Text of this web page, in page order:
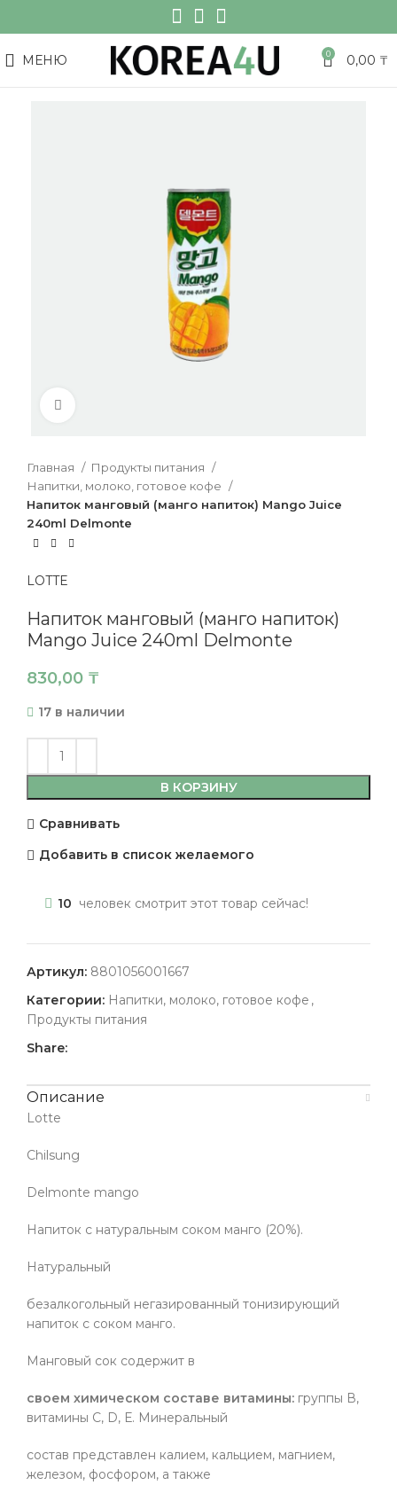
МЕНЮ 0 0,00 ₸
Главная
Продукты питания
Напитки, молоко, готовое кофе
Напиток манговый (манго напиток) Mango Juice
240ml Delmonte
LOTTE
Напиток манговый (манго напиток)
Mango Juice 240ml Delmonte
830,00 ₸
17 в наличии
В КОРЗИНУ
Сравнивать
Добавить в список желаемого
10 человек смотрит этот товар сейчас!
Артикул: 8801056001667
Категории: Напитки, молоко, готовое кофе ,
Продукты питания
Share:
Описание
Lotte
Сhilsung
Delmonte mango
Напиток с натуральным соком манго (20%).
Натуральный
безалкогольный негазированный тонизирующий
напиток с соком манго.
Манговый сок содержит в
своем химическом составе витамины: группы В,
витамины С, D, Е. Минеральный
состав представлен калием, кальцием, магнием,
железом, фосфором, а также